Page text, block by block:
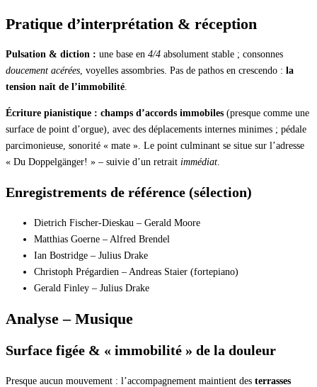
Pratique d’interprétation & réception
Pulsation & diction : une base en 4/4 absolument stable ; consonnes
doucement acérées, voyelles assombries. Pas de pathos en crescendo : la
tension naît de l’immobilité.
Écriture pianistique : champs d’accords immobiles (presque comme une
surface de point d’orgue), avec des déplacements internes minimes ; pédale
parcimonieuse, sonorité « mate ». Le point culminant se situe sur l’adresse
« Du Doppelgänger! » – suivie d’un retrait immédiat.
Enregistrements de référence (sélection)
Dietrich Fischer-Dieskau – Gerald Moore
Matthias Goerne – Alfred Brendel
Ian Bostridge – Julius Drake
Christoph Prégardien – Andreas Staier (fortepiano)
Gerald Finley – Julius Drake
Analyse – Musique
Surface figée & « immobilité » de la douleur
Presque aucun mouvement : l’accompagnement maintient des terrasses